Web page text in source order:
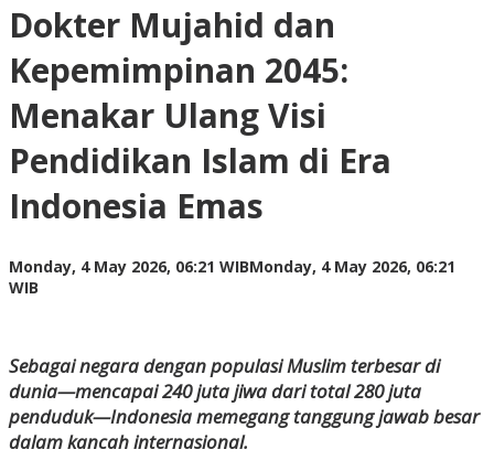
Dokter Mujahid dan
Kepemimpinan 2045:
Menakar Ulang Visi
Pendidikan Islam di Era
Indonesia Emas
Monday, 4 May 2026, 06:21 WIBMonday, 4 May 2026, 06:21
WIB
Sebagai negara dengan populasi Muslim terbesar di
dunia—mencapai 240 juta jiwa dari total 280 juta
penduduk—Indonesia memegang tanggung jawab besar
dalam kancah internasional.